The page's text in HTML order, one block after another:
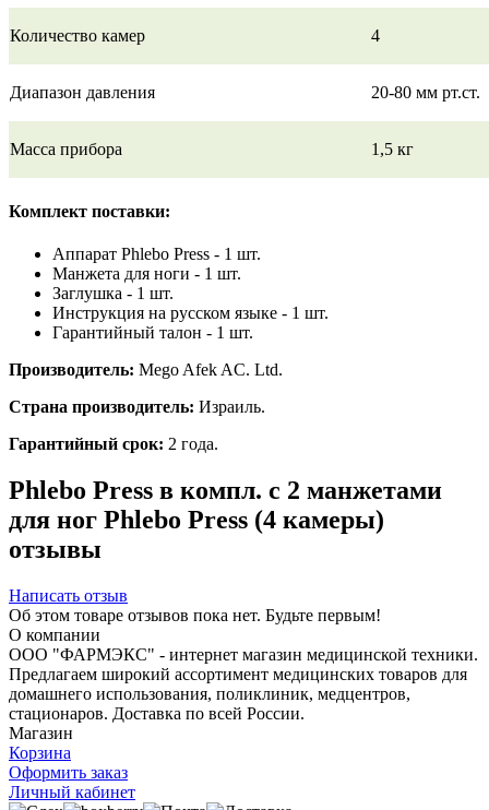
Количество камер 4
Диапазон давления 20-80 мм рт.ст.
Масса прибора 1,5 кг
Комплект поставки:
Аппарат Phlebo Press - 1 шт.
Манжета для ноги - 1 шт.
Заглушка - 1 шт.
Инструкция на русском языке - 1 шт.
Гарантийный талон - 1 шт.
Производитель: Mego Afek AC. Ltd.
Страна производитель: Израиль.
Гарантийный срок: 2 года.
Phlebo Press в компл. с 2 манжетами
для ног Phlebo Press (4 камеры)
отзывы
Написать отзыв
Об этом товаре отзывов пока нет. Будьте первым!
О компании
ООО "ФАРМЭКС" - интернет магазин медицинской техники.
Предлагаем широкий ассортимент медицинских товаров для
домашнего использования, поликлиник, медцентров,
стационаров. Доставка по всей России.
Магазин
Корзина
Оформить заказ
Личный кабинет